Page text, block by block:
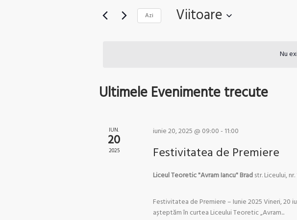
Nu
și
căutare
Evenimente
după
Azi Viitoare
Ultimele Evenimente trecute
IUN.
20
2025
iunie 20, 2025 @ 09:00- 11:00
Festivitatea de Premiere
Liceul Teoretic "Avram Iancu" Bradstr. Liceului,
Festivitatea de Premiere – Iunie 2025 Vineri, 20
așteptăm în curtea Liceului Teoretic „Avram...